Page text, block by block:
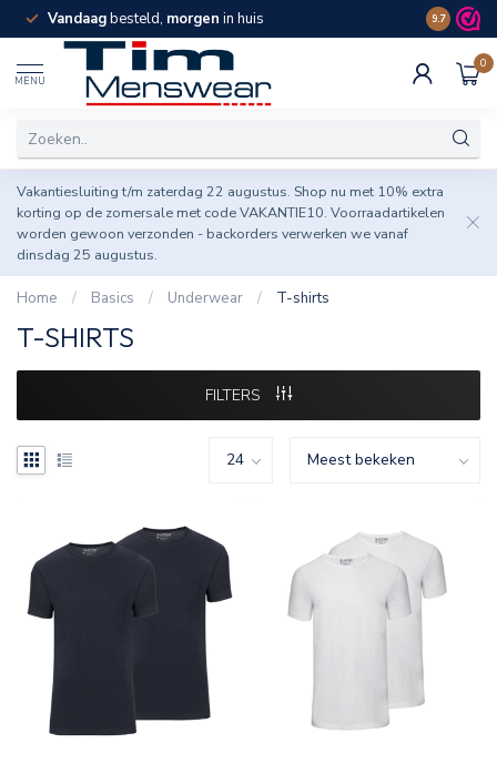
Vandaagbesteld, morgen in huis Spaar
9.7
MENU
0
Vakantiesluiting t/m zaterdag 22 augustus. Shop nu met 10% extra
korting op de zomersale met code VAKANTIE10. Voorraadartikelen
worden gewoon verzonden - backorders verwerken we vanaf
dinsdag 25 augustus.
Home / Basics / Underwear / T-shirts
T-SHIRTS
FILTERS